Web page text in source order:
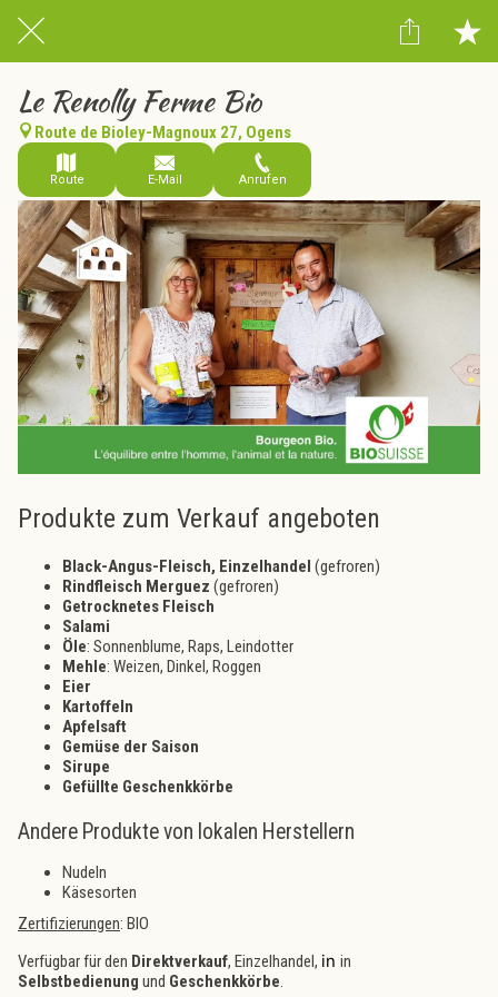
Le Renolly Ferme Bio
Route de Bioley-Magnoux 27, Ogens
Route E-Mail Anrufen
Produkte zum Verkauf angeboten
Black-Angus-Fleisch, Einzelhandel (gefroren)
Rindfleisch Merguez (gefroren)
Getrocknetes Fleisch
Salami
Öle: Sonnenblume, Raps, Leindotter
Mehle: Weizen, Dinkel, Roggen
Eier
Kartoffeln
Apfelsaft
Gemüse der Saison
Sirupe
Gefüllte Geschenkkörbe
Andere Produkte von lokalen Herstellern
Nudeln
Käsesorten
Zertifizierungen: BIO
Verfügbar für den Direktverkauf, Einzelhandel, in in
Selbstbedienung und Geschenkkörbe.